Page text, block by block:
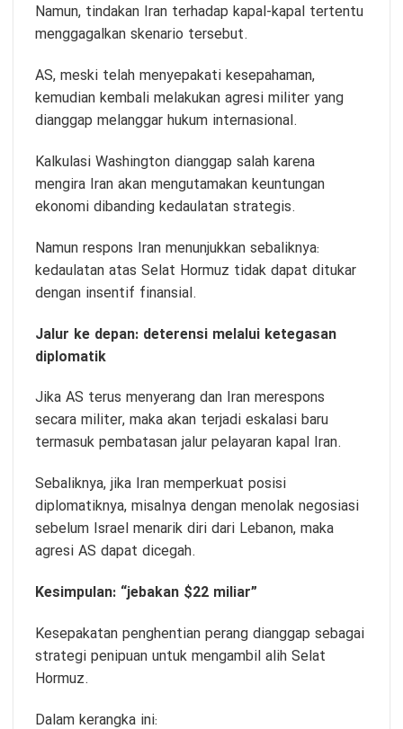
Namun, tindakan Iran terhadap kapal-kapal tertentu
menggagalkan skenario tersebut.
AS, meski telah menyepakati kesepahaman,
kemudian kembali melakukan agresi militer yang
dianggap melanggar hukum internasional.
Kalkulasi Washington dianggap salah karena
mengira Iran akan mengutamakan keuntungan
ekonomi dibanding kedaulatan strategis.
Namun respons Iran menunjukkan sebaliknya:
kedaulatan atas Selat Hormuz tidak dapat ditukar
dengan insentif finansial.
Jalur ke depan: deterensi melalui ketegasan
diplomatik
Jika AS terus menyerang dan Iran merespons
secara militer, maka akan terjadi eskalasi baru
termasuk pembatasan jalur pelayaran kapal Iran.
Sebaliknya, jika Iran memperkuat posisi
diplomatiknya, misalnya dengan menolak negosiasi
sebelum Israel menarik diri dari Lebanon, maka
agresi AS dapat dicegah.
Kesimpulan: “jebakan $22 miliar”
Kesepakatan penghentian perang dianggap sebagai
strategi penipuan untuk mengambil alih Selat
Hormuz.
Dalam kerangka ini: